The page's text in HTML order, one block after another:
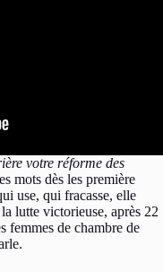
votre réforme des
mots dès les première
use, qui fracasse, elle
lutte victorieuse, après 22
femmes de chambre de